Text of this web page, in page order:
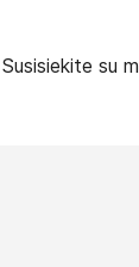
Susisiekite su